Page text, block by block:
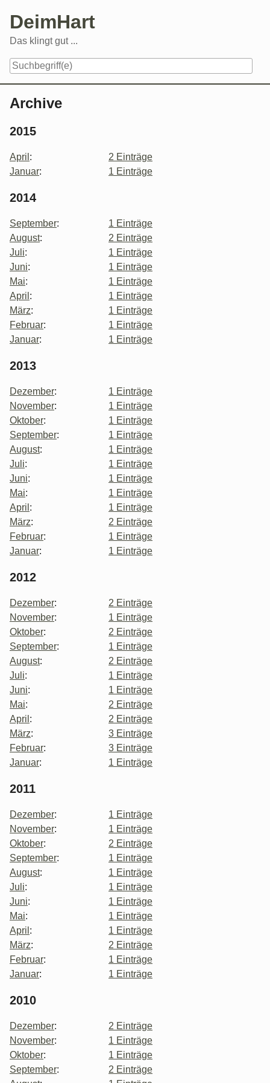
content
DeimHart
Das klingt gut ...
Archive
2015
April :
2 Einträge
Januar: 1 Einträge
2014
September:
1 Einträge
August:
2 Einträge
Juli:
1 Einträge
Juni:
1 Einträge
Mai:
1 Einträge
April :
1 Einträge
März:
1 Einträge
Februar:
1 Einträge
Januar: 1 Einträge
2013
Dezember:
1 Einträge
November:
1 Einträge
Oktober:
1 Einträge
September:
1 Einträge
August:
1 Einträge
Juli:
1 Einträge
Juni:
1 Einträge
Mai:
1 Einträge
April :
1 Einträge
März:
2 Einträge
Februar:
1 Einträge
Januar: 1 Einträge
2012
Dezember:
2 Einträge
November:
1 Einträge
Oktober:
2 Einträge
September:
1 Einträge
August:
2 Einträge
Juli:
1 Einträge
Juni:
1 Einträge
Mai:
2 Einträge
April :
2 Einträge
März:
3 Einträge
Februar:
3 Einträge
Januar: 1 Einträge
2011
Dezember:
1 Einträge
November:
1 Einträge
Oktober:
2 Einträge
September:
1 Einträge
August:
1 Einträge
Juli:
1 Einträge
Juni:
1 Einträge
Mai:
1 Einträge
April :
1 Einträge
März:
2 Einträge
Februar:
1 Einträge
Januar: 1 Einträge
2010
Dezember:
2 Einträge
November:
1 Einträge
Oktober:
1 Einträge
September:
2 Einträge